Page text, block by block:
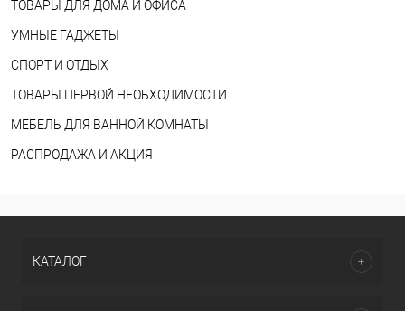
ТОВАРЫ ДЛЯ ДОМА И ОФИСА
УМНЫЕ ГАДЖЕТЫ
СПОРТ И ОТДЫХ
ТОВАРЫ ПЕРВОЙ НЕОБХОДИМОСТИ
МЕБЕЛЬ ДЛЯ ВАННОЙ КОМНАТЫ
РАСПРОДАЖА И АКЦИЯ
КАТАЛОГ